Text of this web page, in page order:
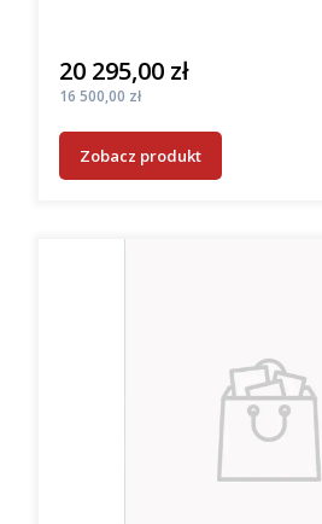
Cena
20 295,00 zł
Cena
16 500,00 zł
Zobacz produkt